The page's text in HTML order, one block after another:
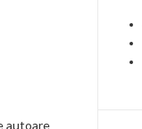
autoare